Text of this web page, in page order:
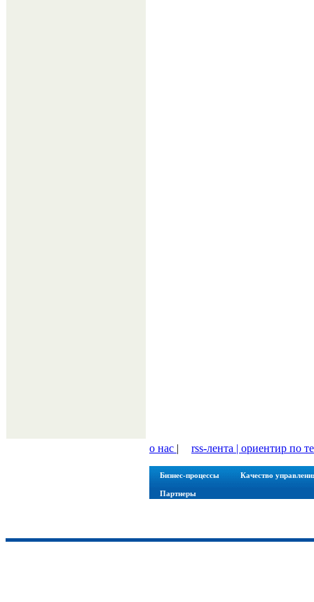
о нас | rss-лента | ориентир по
Бизнес-процессы Качество
Партнеры